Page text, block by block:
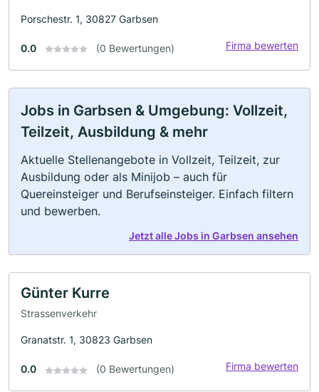
Porschestr. 1, 30827 Garbsen
0.0 (0 Bewertungen) Firma bewerten
Jobs in Garbsen & Umgebung: Vollzeit,
Teilzeit, Ausbildung & mehr
Aktuelle Stellenangebote in Vollzeit, Teilzeit, zur
Ausbildung oder als Minijob – auch für
Quereinsteiger und Berufseinsteiger. Einfach filtern
und bewerben.
Jetzt alle Jobs in Garbsen ansehen
Günter Kurre
Strassenverkehr
Granatstr. 1, 30823 Garbsen
0.0 (0 Bewertungen) Firma bewerten